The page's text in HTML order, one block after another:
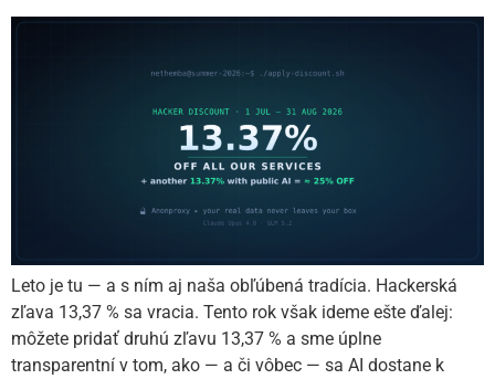
Leto je tu — a s ním aj naša obľúbená tradícia. Hackerská
zľava 13,37 % sa vracia. Tento rok však ideme ešte ďalej:
môžete pridať druhú zľavu 13,37 % a sme úplne
transparentní v tom, ako — a či vôbec — sa AI dostane k